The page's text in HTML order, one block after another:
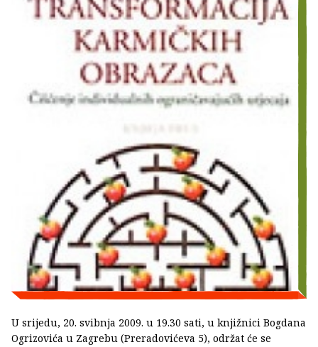
U srijedu, 20. svibnja 2009. u 19.30 sati, u knjižnici Bogdana
Ogrizovića u Zagrebu (Preradovićeva 5), održat će se